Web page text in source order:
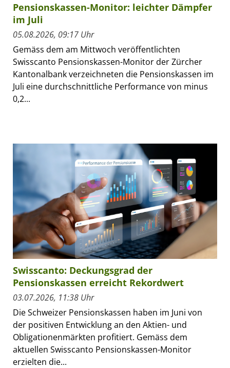
Pensionskassen-Monitor: leichter Dämpfer
im Juli
05.08.2026, 09:17 Uhr
Gemäss dem am Mittwoch veröffentlichten
Swisscanto Pensionskassen-Monitor der Zürcher
Kantonalbank verzeichneten die Pensionskassen im
Juli eine durchschnittliche Performance von minus
0,2...
Swisscanto: Deckungsgrad der
Pensionskassen erreicht Rekordwert
03.07.2026, 11:38 Uhr
Die Schweizer Pensionskassen haben im Juni von
der positiven Entwicklung an den Aktien- und
Obligationenmärkten profitiert. Gemäss dem
aktuellen Swisscanto Pensionskassen-Monitor
erzielten die...